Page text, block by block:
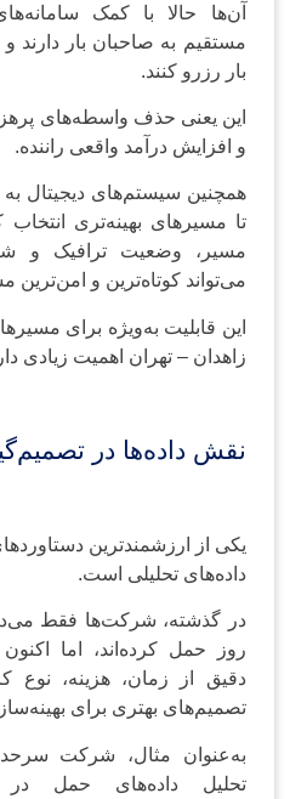
آن‌ها حالا با کمک
مستقیم به صاحبان بار دارند
بار رزرو کنند.
این یعنی حذف واسطه‌های
و افزایش درآمد واقعی راننده.
همچنین سیستم‌های دیجیتال
تا مسیرهای بهینه‌تری انتخاب
مسیر، وضعیت ترافیک و
می‌تواند کوتاه‌ترین و امن‌ترین
این قابلیت به‌ویژه برای
زاهدان – تهران اهمیت زیادی
نقش داده‌ها در
یکی از ارزشمندترین
داده‌های تحلیلی است.
در گذشته، شرکت‌ها فقط
روز حمل کرده‌اند، اما
دقیق از زمان، هزینه، نوع
تصمیم‌های بهتری برای
به‌عنوان مثال، شرکت
تحلیل داده‌های حمل